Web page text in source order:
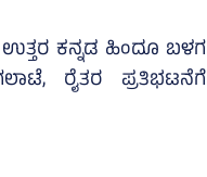
ಕನ್ನಡ ಹಿಂದೂ ಬಳಗ
ರೈತರ ಪ್ರತಿಭಟನೆಗೆ